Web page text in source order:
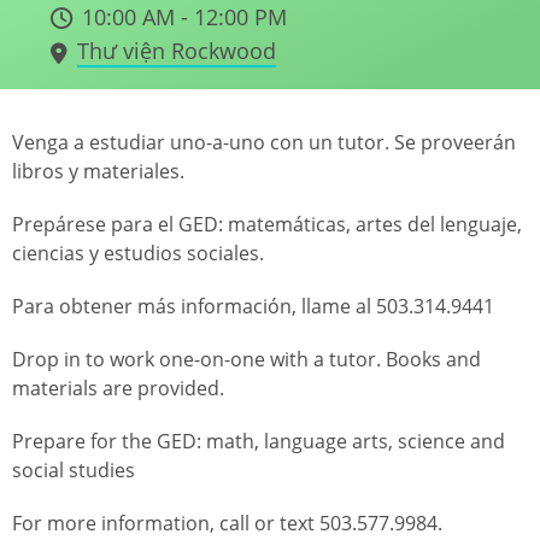
10:00 AM - 12:00 PM
Thư viện Rockwood
Venga a estudiar uno-a-uno con un tutor. Se proveerán
libros y materiales.
Prepárese para el GED: matemáticas, artes del lenguaje,
ciencias y estudios sociales.
Para obtener más información, llame al 503.314.9441
Drop in to work one-on-one with a tutor. Books and
materials are provided.
Prepare for the GED: math, language arts, science and
social studies
For more information, call or text 503.577.9984.